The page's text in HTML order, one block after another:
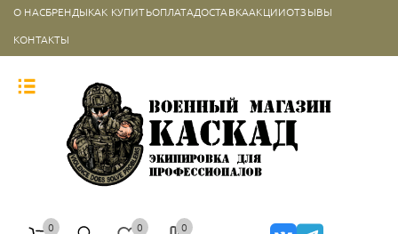
О НАСБРЕНДЫКАК КУПИТЬОПЛАТАДОСТАВКААКЦИИОТЗЫВЫ
КОНТАКТЫ
0 0 0